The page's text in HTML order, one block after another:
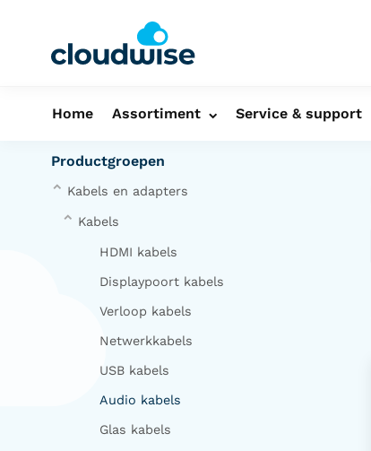
Home Assortiment Service & support
Productgroepen
Kabels en adapters
Kabels
HDMI kabels
Displaypoort kabels
Verloop kabels
Netwerkkabels
USB kabels
Audio kabels
Glas kabels